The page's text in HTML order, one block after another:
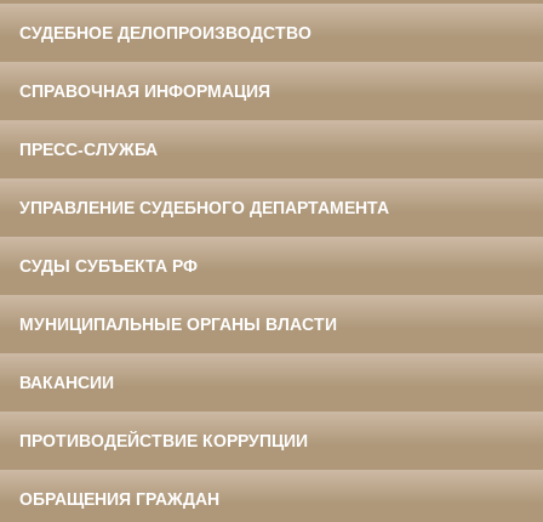
СУДЕБНОЕ ДЕЛОПРОИЗВОДСТВО
СПРАВОЧНАЯ ИНФОРМАЦИЯ
ПРЕСС-СЛУЖБА
УПРАВЛЕНИЕ СУДЕБНОГО ДЕПАРТАМЕНТА
СУДЫ СУБЪЕКТА РФ
МУНИЦИПАЛЬНЫЕ ОРГАНЫ ВЛАСТИ
ВАКАНСИИ
ПРОТИВОДЕЙСТВИЕ КОРРУПЦИИ
ОБРАЩЕНИЯ ГРАЖДАН